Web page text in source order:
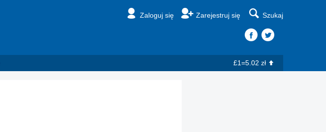
Zaloguj się Zarejestruj się Szukaj
£1=5.02 zł